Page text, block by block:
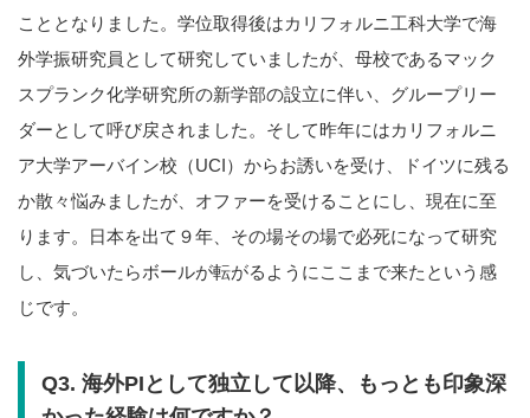
こととなりました。学位取得後はカリフォルニ工科大学で海
外学振研究員として研究していましたが、母校であるマック
スプランク化学研究所の新学部の設立に伴い、グループリー
ダーとして呼び戻されました。そして昨年にはカリフォルニ
ア大学アーバイン校（UCI）からお誘いを受け、ドイツに残る
か散々悩みましたが、オファーを受けることにし、現在に至
ります。日本を出て９年、その場その場で必死になって研究
し、気づいたらボールが転がるようにここまで来たという感
じです。
Q3. 海外PIとして独立して以降、もっとも印象深